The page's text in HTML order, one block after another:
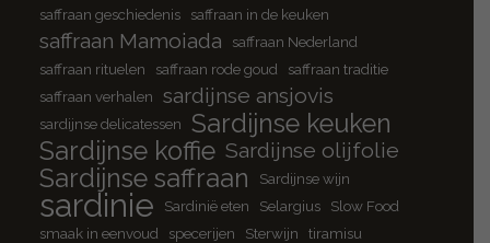
saffraan geschiedenis
saffraan in de keuken
saffraan Mamoiada
saffraan Nederland
saffraan rituelen
saffraan rode goud
saffraan traditie
saffraan verhalen
sardijnse ansjovis
sardijnse delicatessen
Sardijnse keuken
Sardijnse koffie Sardijnse olijfolie
Sardijnse saffraan Sardijnse wijn
sardinie Sardinië eten Selargius
Slow Food
smaak in eenvoud
specerijen Sterwijn tiramisu